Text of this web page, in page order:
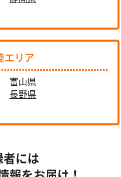
エリア
富山県
長野県
者には